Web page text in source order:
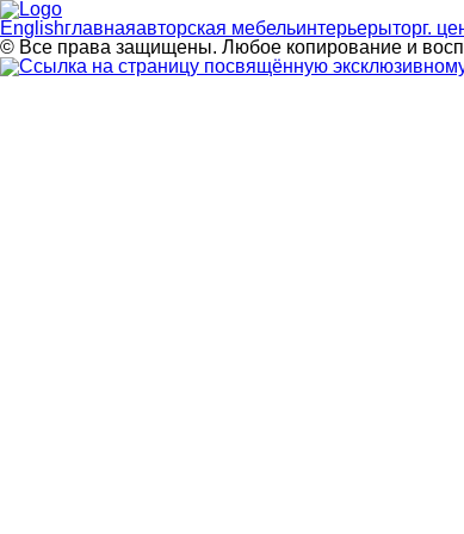
Englishглавнаяавторская мебельинтерьерыторг.
© Все права защищены. Любое копирование и